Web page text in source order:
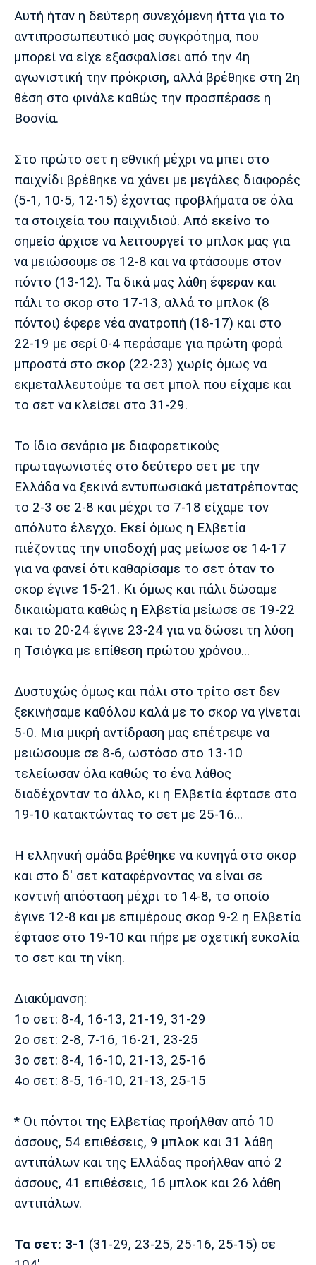
Πολιτισμός
Τραγούδια
Cine Spot
Running
Παρασκήνιο
Πρόγραμμα TV
Ιωνικός Κηφισιά Πανσερραϊκός
Μπαρτσελόνα
Ρεάλ
Μαδρίτης
Ατλέτικο
Μαδρίτης
Μάντσεστερ
Γιουνάιτεντ
Τσέλσι Άρσεναλ
Λίβερπουλ
Μάντσεστερ
Σίτι
Γιουβέντους
Ίντερ Μίλαν
Μπορούσια
Ντόρτμουντ
Παρί Σεν
Μαρσέιγ
Μονακό
Ερυθρός
Τότεναμ
Πόρτο Μπενφίκα
Αυτή ήταν η δεύτερη συνεχόμενη ήττα για το
αντιπροσωπευτικό μας συγκρότημα, που
μπορεί να είχε εξασφαλίσει από την 4η
αγωνιστική την πρόκριση, αλλά βρέθηκε στη 2η
θέση στο φινάλε καθώς την προσπέρασε η
Βοσνία.
Στο πρώτο σετ η εθνική μέχρι να μπει στο
παιχνίδι βρέθηκε να χάνει με μεγάλες διαφορές
(5-1, 10-5, 12-15) έχοντας προβλήματα σε όλα
τα στοιχεία του παιχνιδιού. Από εκείνο το
σημείο άρχισε να λειτουργεί το μπλοκ μας για
να μειώσουμε σε 12-8 και να φτάσουμε στον
πόντο (13-12). Τα δικά μας λάθη έφεραν και
πάλι το σκορ στο 17-13, αλλά το μπλοκ (8
πόντοι) έφερε νέα ανατροπή (18-17) και στο
22-19 με σερί 0-4 περάσαμε για πρώτη φορά
μπροστά στο σκορ (22-23) χωρίς όμως να
εκμεταλλευτούμε τα σετ μπολ που είχαμε και
το σετ να κλείσει στο 31-29.
Το ίδιο σενάριο με διαφορετικούς
πρωταγωνιστές στο δεύτερο σετ με την
Ελλάδα να ξεκινά εντυπωσιακά μετατρέποντας
το 2-3 σε 2-8 και μέχρι το 7-18 είχαμε τον
απόλυτο έλεγχο. Εκεί όμως η Ελβετία
πιέζοντας την υποδοχή μας μείωσε σε 14-17
για να φανεί ότι καθαρίσαμε το σετ όταν το
σκορ έγινε 15-21. Κι όμως και πάλι δώσαμε
δικαιώματα καθώς η Ελβετία μείωσε σε 19-22
και το 20-24 έγινε 23-24 για να δώσει τη λύση
η Τσιόγκα με επίθεση πρώτου χρόνου...
Δυστυχώς όμως και πάλι στο τρίτο σετ δεν
ξεκινήσαμε καθόλου καλά με το σκορ να γίνεται
5-0. Μια μικρή αντίδραση μας επέτρεψε να
μειώσουμε σε 8-6, ωστόσο στο 13-10
τελείωσαν όλα καθώς το ένα λάθος
διαδέχονταν το άλλο, κι η Ελβετία έφτασε στο
19-10 κατακτώντας το σετ με 25-16...
Η ελληνική ομάδα βρέθηκε να κυνηγά στο σκορ
και στο δ' σετ καταφέρνοντας να είναι σε
κοντινή απόσταση μέχρι το 14-8, το οποίο
έγινε 12-8 και με επιμέρους σκορ 9-2 η Ελβετία
έφτασε στο 19-10 και πήρε με σχετική ευκολία
το σετ και τη νίκη.
Διακύμανση:
1ο σετ: 8-4, 16-13, 21-19, 31-29
2ο σετ: 2-8, 7-16, 16-21, 23-25
3ο σετ: 8-4, 16-10, 21-13, 25-16
4o σετ: 8-5, 16-10, 21-13, 25-15
* Οι πόντοι της Ελβετίας προήλθαν από 10
άσσους, 54 επιθέσεις, 9 μπλοκ και 31 λάθη
αντιπάλων και της Ελλάδας προήλθαν από 2
άσσους, 41 επιθέσεις, 16 μπλοκ και 26 λάθη
αντιπάλων.
Τα σετ: 3-1 (31-29, 23-25, 25-16, 25-15) σε